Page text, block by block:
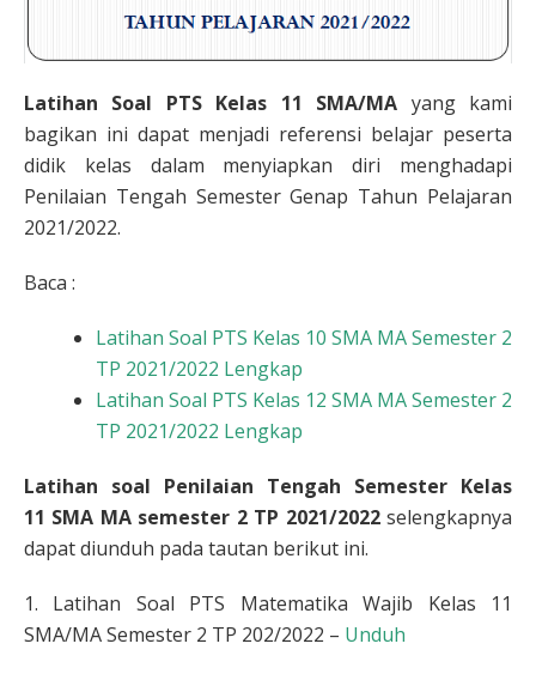
Latihan Soal PTS Kelas 11 SMA/MA yang kami
bagikan ini dapat menjadi referensi belajar peserta
didik kelas dalam menyiapkan diri menghadapi
Penilaian Tengah Semester Genap Tahun Pelajaran
2021/2022.
Baca :
Latihan Soal PTS Kelas 10 SMA MA Semester 2
TP 2021/2022 Lengkap
Latihan Soal PTS Kelas 12 SMA MA Semester 2
TP 2021/2022 Lengkap
Latihan soal Penilaian Tengah Semester Kelas
11 SMA MA semester 2 TP 2021/2022 selengkapnya
dapat diunduh pada tautan berikut ini.
1. Latihan Soal PTS Matematika Wajib Kelas 11
SMA/MA Semester 2 TP 202/2022 – Unduh